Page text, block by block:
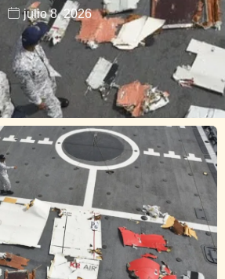
julio 8, 2026